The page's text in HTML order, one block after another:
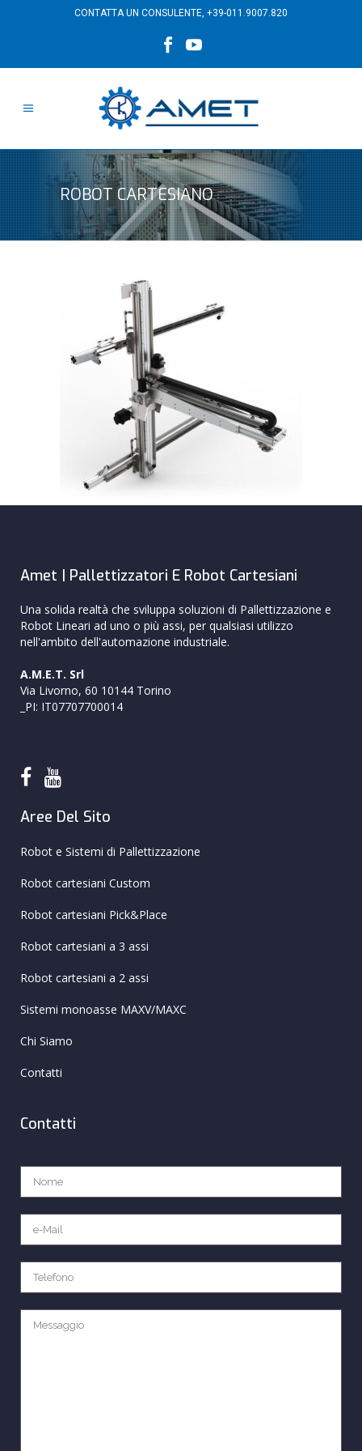
CONTATTA UN CONSULENTE, +39-011.9007.820
ROBOT CARTESIANO
Amet | Pallettizzatori E Robot Cartesiani
Una solida realtà che sviluppa soluzioni di Pallettizzazione e
Robot Lineari ad uno o più assi, per qualsiasi utilizzo
nell'ambito dell'automazione industriale.
A.M.E.T. Srl
Via Livorno, 60 10144 Torino
_PI: IT07707700014
Aree Del Sito
Robot e Sistemi di Pallettizzazione
Robot cartesiani Custom
Robot cartesiani Pick&Place
Robot cartesiani a 3 assi
Robot cartesiani a 2 assi
Sistemi monoasse MAXV/MAXC
Chi Siamo
Contatti
Contatti